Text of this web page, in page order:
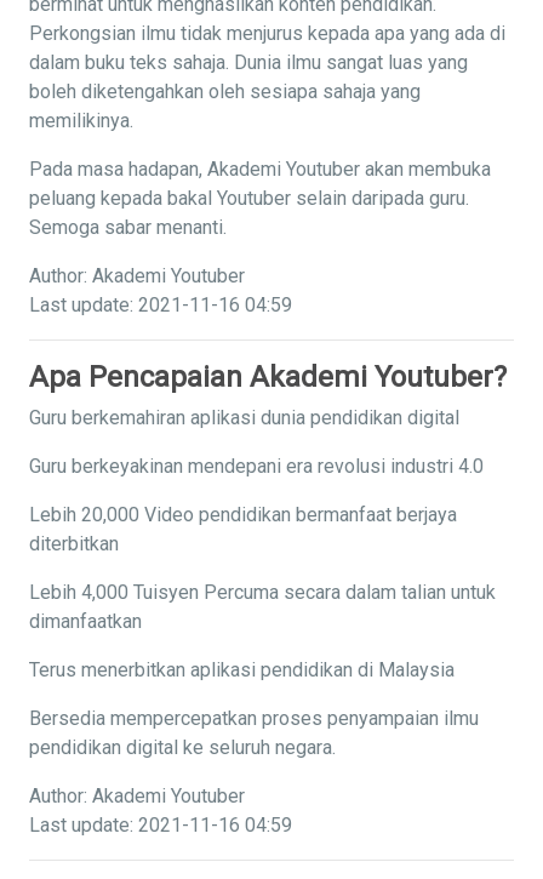
Perkongsian ilmu tidak menjurus kepada apa yang ada di
dalam buku teks sahaja. Dunia ilmu sangat luas yang
boleh diketengahkan oleh sesiapa sahaja yang
memilikinya.
Pada masa hadapan, Akademi Youtuber akan membuka
peluang kepada bakal Youtuber selain daripada guru.
Semoga sabar menanti.
Author: Akademi Youtuber
Last update: 2021-11-16 04:59
Apa Pencapaian Akademi Youtuber?
Guru berkemahiran aplikasi dunia pendidikan digital
Guru berkeyakinan mendepani era revolusi industri 4.0
Lebih 20,000 Video pendidikan bermanfaat berjaya
diterbitkan
Lebih 4,000 Tuisyen Percuma secara dalam talian untuk
dimanfaatkan
Terus menerbitkan aplikasi pendidikan di Malaysia
Bersedia mempercepatkan proses penyampaian ilmu
pendidikan digital ke seluruh negara.
Author: Akademi Youtuber
Last update: 2021-11-16 04:59